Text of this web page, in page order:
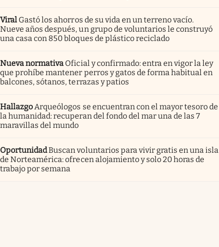
Viral Gastó los ahorros de su vida en un terreno vacío.
Nueve años después, un grupo de voluntarios le construyó
una casa con 850 bloques de plástico reciclado
Nueva normativa Oficial y confirmado: entra en vigor la ley
que prohíbe mantener perros y gatos de forma habitual en
balcones, sótanos, terrazas y patios
Hallazgo Arqueólogos se encuentran con el mayor tesoro de
la humanidad: recuperan del fondo del mar una de las 7
maravillas del mundo
OportunidadBuscan voluntarios para vivir gratis en una isla
de Norteamérica: ofrecen alojamiento y solo 20 horas de
trabajo por semana